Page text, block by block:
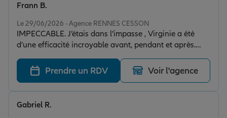
Le 29/06/2026 - Agence RENNES CESSON
IMPECCABLE. J’étais dans l’impasse , Virginie a été
d’une efficacité incroyable avant, pendant et après.
Merci à l’équipe pour votre professionnalisme. Une
nouvelle preuve que l’IA ne peut remplacer l’humain.
Frann B.
Prendre un RDV Voir l'agence
Gabriel R.